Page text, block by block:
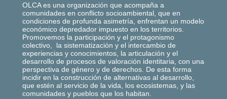
OLCA es una organización que acompaña a
comunidades en conflicto socioambiental, que en
condiciones de profunda asimetría, enfrentan un modelo
económico depredador impuesto en los territorios.
Promovemos la participación y el protagonismo
colectivo, la sistematización y el intercambio de
experiencias y conocimientos, la articulación y el
desarrollo de procesos de valoración identitaria, con una
perspectiva de género y de derechos. De esta forma
incidir en la construcción de alternativas al desarrollo,
que estén al servicio de la vida, los ecosistemas, y las
comunidades y pueblos que los habitan.